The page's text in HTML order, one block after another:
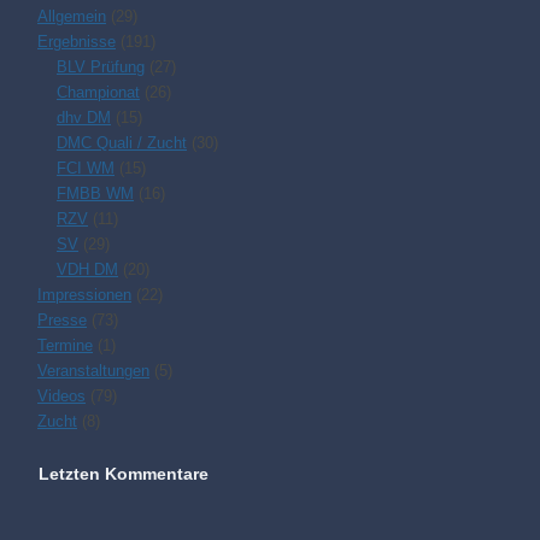
Allgemein (29)
Ergebnisse (191)
BLV Prüfung (27)
Championat (26)
dhv DM (15)
DMC Quali / Zucht (30)
FCI WM (15)
FMBB WM (16)
RZV (11)
SV (29)
VDH DM (20)
Impressionen (22)
Presse (73)
Termine (1)
Veranstaltungen (5)
Videos (79)
Zucht (8)
Letzten Kommentare